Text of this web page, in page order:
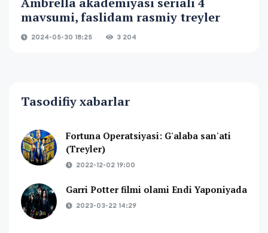
mavsumi, faslidam rasmiy treyler
2024-05-30 18:25 3 204
Tasodifiy xabarlar
Fortuna Operatsiyasi: G'alaba san'ati
(Treyler)
2022-12-02 19:00
Garri Potter filmi olami Endi Yaponiyada
2023-03-22 14:29